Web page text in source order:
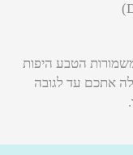
הטבע היפות
אתכם עד לגובה